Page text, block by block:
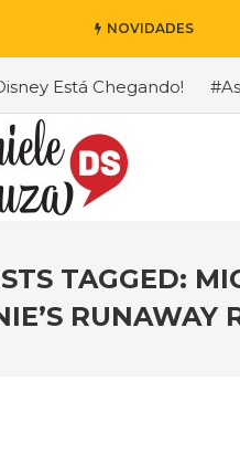
NOVIDADES
Está Chegando! #As
TAGGED:
RUNAWAY